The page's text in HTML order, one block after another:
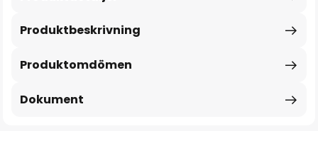
Produktbeskrivning
Produktomdömen
Dokument